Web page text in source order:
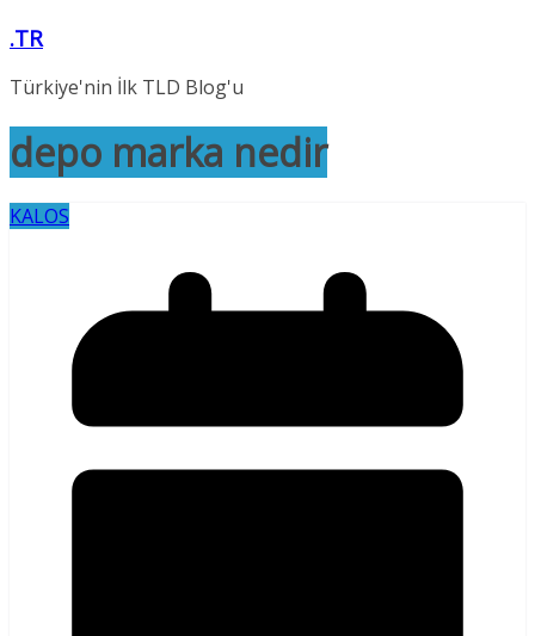
Skip
content
.TR
Türkiye'nin İlk TLD Blog'u
depo marka nedir
KALOS